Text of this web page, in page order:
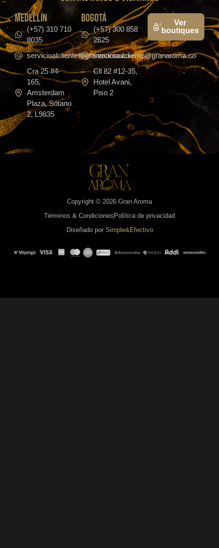
medellín
(+57) 310 710
8035
servicioalcliente@granaroma.co
Cra 25 #4-
165,
Amsterdam
Plaza, Sótano
2, L9835
bogotá
(+57) 300 858
2625
servicioalcliente@granaroma.co
Cll 82 #12-35,
Hotel Avani,
Piso 2
Ver
boutiques
Copyright © 2026 Gran Aroma
Términos & Condiciones Política de privacidad
Diseñado por Simple&Efectivo